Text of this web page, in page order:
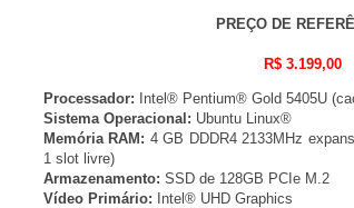
PREÇO DE
R$ 3.199,00
Processador: Intel® Pentium® Gold 5405U
Sistema Operacional: Ubuntu Linux®
Memória RAM: 4 GB DDDR4 2133MHz
1 slot livre)
Armazenamento: SSD de 128GB PCIe M.2
Vídeo Primário: Intel® UHD Graphics